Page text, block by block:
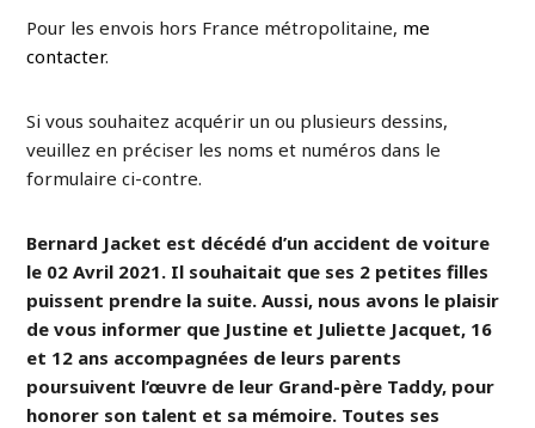
Pour les envois hors France métropolitaine, me
contacter.
Si vous souhaitez acquérir un ou plusieurs dessins,
veuillez en préciser les noms et numéros dans le
formulaire ci-contre.
Bernard Jacket est décédé d’un accident de voiture
le 02 Avril 2021. Il souhaitait que ses 2 petites filles
puissent prendre la suite. Aussi, nous avons le plaisir
de vous informer que Justine et Juliette Jacquet, 16
et 12 ans accompagnées de leurs parents
poursuivent l’œuvre de leur Grand-père Taddy, pour
honorer son talent et sa mémoire. Toutes ses